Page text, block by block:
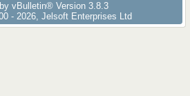
vBulletin® Version 3.8.3
- 2026, Jelsoft Enterprises Ltd.